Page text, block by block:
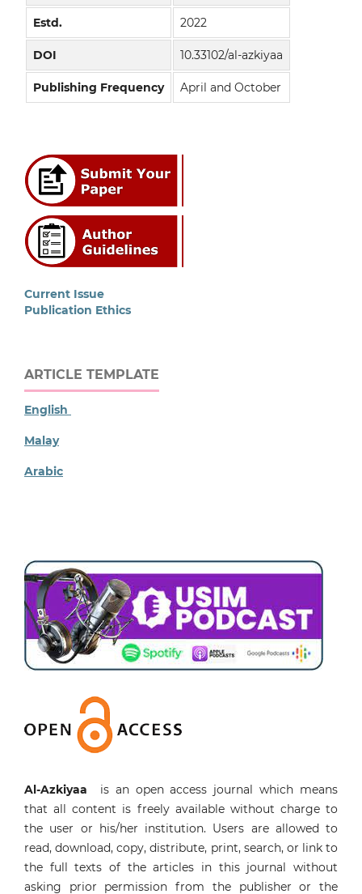
Estd. 2022
DOI 10.33102/al-azkiyaa
Publishing Frequency April and October
Current Issue
Publication Ethics
ARTICLE TEMPLATE
English
Malay
Arabic
Al-Azkiyaa is an open access journal which means
that all content is freely available without charge to
the user or his/her institution. Users are allowed to
read, download, copy, distribute, print, search, or link to
the full texts of the articles in this journal without
asking prior permission from the publisher or the